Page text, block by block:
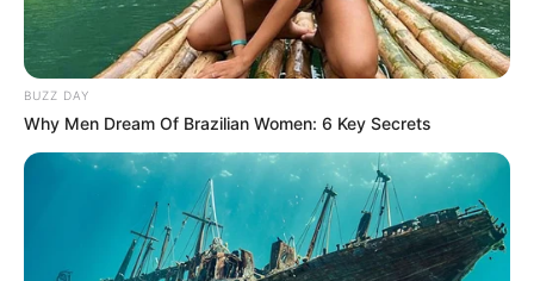
Mute
Kim Hye Ok sebagai Lee Ok Ran
Lee Mi Do sebagai Kim Eun Young
Moon Hyun Jung sebagai Dokter Joo
Kim Ye Ryung sebagai Lee Ok Hee, ibu Ha Ri yang
membesarkannya
Lee Han Wie sebagai Park Jae Han
Studio Zambee
BUZZ DAY
Why Men Dream Of Brazilian Women: 6 Key Secrets